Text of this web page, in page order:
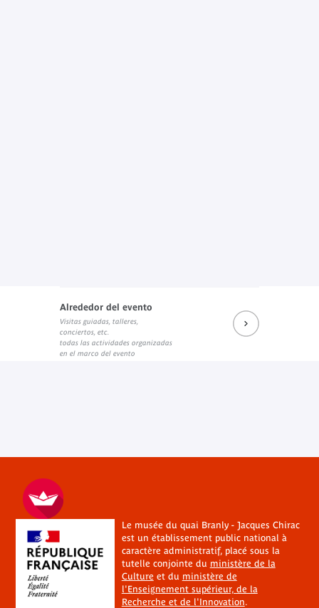
Alrededor del evento
Visitas guiadas, talleres,
conciertos, etc.
todas las actividades organizadas
en el marco del evento
Le musée du quai Branly - Jacques Chirac
est un établissement public national à
caractère administratif, placé sous la
tutelle conjointe du ministère de la
Cultureet du ministère de
l'Enseignement supérieur, de la
Recherche et de l'Innovation.